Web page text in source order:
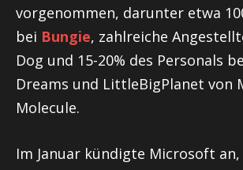
vorgenommen, darunter etwa
bei Bungie, zahlreiche
Dog und 15-20% des Personals
Dreams und LittleBigPlanet von
Molecule.
Im Januar kündigte Microsoft an,